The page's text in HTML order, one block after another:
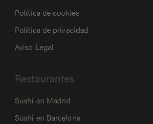
Política de cookies
Política de privacidad
Aviso Legal
Restaurantes
Sushi en Madrid
Sushi en Barcelona